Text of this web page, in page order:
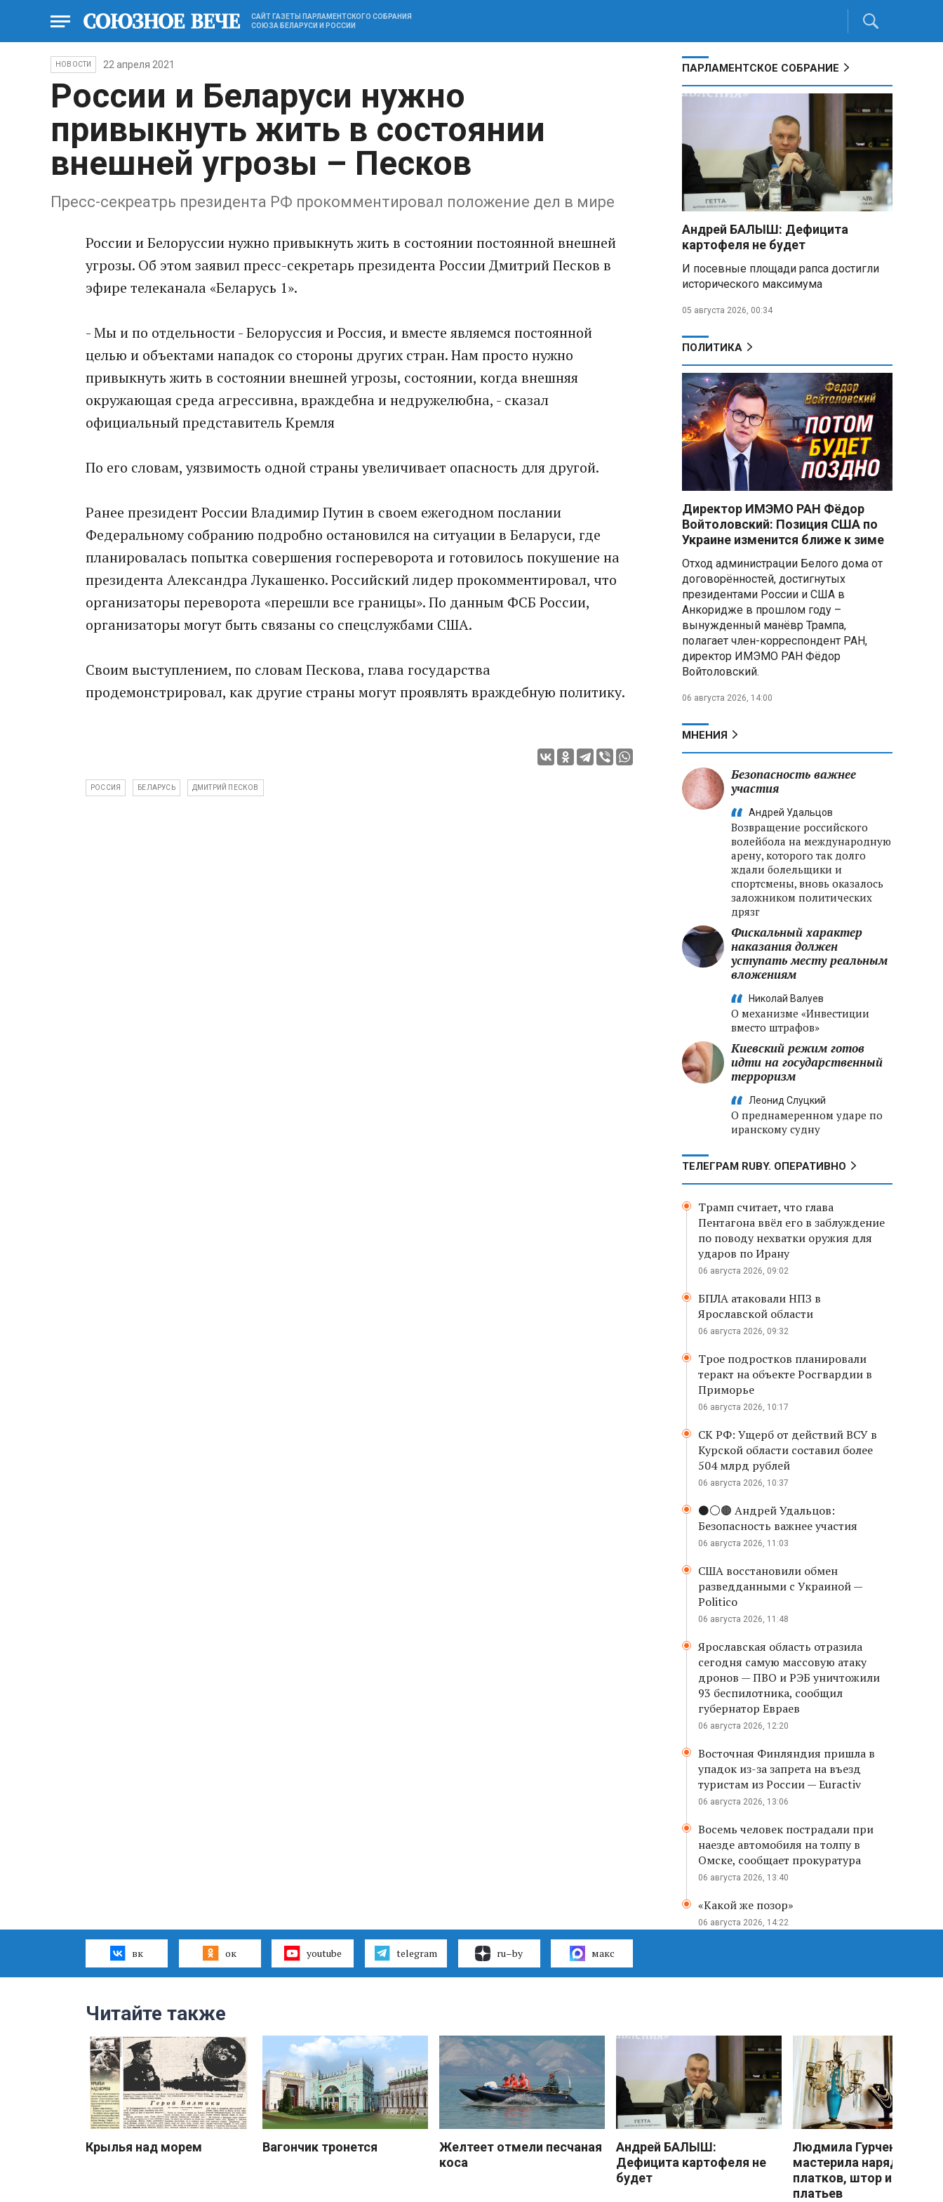
САЙТ ГАЗЕТЫ ПАРЛАМЕНТСКОГО СОБРАНИЯ
СОЮЗА БЕЛАРУСИ И РОССИИ
НОВОСТИ 22 апреля 2021
России и Беларуси нужно
привыкнуть жить в состоянии
внешней угрозы – Песков
Пресс-секреатрь президента РФ прокомментировал положение дел в мире
России и Белоруссии нужно привыкнуть жить в состоянии постоянной внешней
угрозы. Об этом заявил пресс-секретарь президента России Дмитрий Песков в
эфире телеканала «Беларусь 1».
- Мы и по отдельности - Белоруссия и Россия, и вместе являемся постоянной
целью и объектами нападок со стороны других стран. Нам просто нужно
привыкнуть жить в состоянии внешней угрозы, состоянии, когда внешняя
окружающая среда агрессивна, враждебна и недружелюбна, - сказал
официальный представитель Кремля
По его словам, уязвимость одной страны увеличивает опасность для другой.
Ранее президент России Владимир Путин в своем ежегодном послании
Федеральному собранию подробно остановился на ситуации в Беларуси, где
планировалась попытка совершения госпереворота и готовилось покушение на
президента Александра Лукашенко. Российский лидер прокомментировал, что
организаторы переворота «перешли все границы». По данным ФСБ России,
организаторы могут быть связаны со спецслужбами США.
Своим выступлением, по словам Пескова, глава государства
продемонстрировал, как другие страны могут проявлять враждебную политику.
РОССИЯ БЕЛАРУСЬ ДМИТРИЙ ПЕСКОВ
ПАРЛАМЕНТСКОЕ СОБРАНИЕ
Андрей БАЛЫШ: Дефицита
картофеля не будет
И посевные площади рапса достигли
исторического максимума
05 августа 2026, 00:34
ПОЛИТИКА
Директор ИМЭМО РАН Фёдор
Войтоловский: Позиция США по
Украине изменится ближе к зиме
Отход администрации Белого дома от
договорённостей, достигнутых
президентами России и США в
Анкоридже в прошлом году –
вынужденный манёвр Трампа,
полагает член-корреспондент РАН,
директор ИМЭМО РАН Фёдор
Войтоловский.
06 августа 2026, 14:00
МНЕНИЯ
Безопасность важнее
участия
Андрей Удальцов
Возвращение российского
волейбола на международную
арену, которого так долго
ждали болельщики и
спортсмены, вновь оказалось
заложником политических
дрязг
Фискальный характер
наказания должен
уступать месту реальным
вложениям
Николай Валуев
О механизме «Инвестиции
вместо штрафов»
Киевский режим готов
идти на государственный
терроризм
Леонид Слуцкий
О преднамеренном ударе по
иранскому судну
ТЕЛЕГРАМ RUBY. ОПЕРАТИВНО
Трамп считает, что глава
Пентагона ввёл его в заблуждение
по поводу нехватки оружия для
ударов по Ирану
06 августа 2026, 09:02
БПЛА атаковали НПЗ в
Ярославской области
06 августа 2026, 09:32
Трое подростков планировали
теракт на объекте Росгвардии в
Приморье
06 августа 2026, 10:17
СК РФ: Ущерб от действий ВСУ в
Курской области составил более
504 млрд рублей
06 августа 2026, 10:37
⚫️⚪️🟤 Андрей Удальцов:
Безопасность важнее участия
06 августа 2026, 11:03
США восстановили обмен
разведданными с Украиной —
Politico
06 августа 2026, 11:48
Ярославская область отразила
сегодня самую массовую атаку
дронов — ПВО и РЭБ уничтожили
93 беспилотника, сообщил
губернатор Евраев
06 августа 2026, 12:20
Восточная Финляндия пришла в
упадок из-за запрета на въезд
туристам из России — Euractiv
06 августа 2026, 13:06
Восемь человек пострадали при
наезде автомобиля на толпу в
Омске, сообщает прокуратура
06 августа 2026, 13:40
«Какой же позор»
06 августа 2026, 14:22
вк ок youtube telegram ru–by макс
Читайте также
Крылья над морем Вагончик тронется
Желтеет отмели песчаная
коса
Андрей БАЛЫШ:
Дефицита картофеля не
будет
Людмила Гурченко
мастерила наряды из
платков, штор и детских
платьев